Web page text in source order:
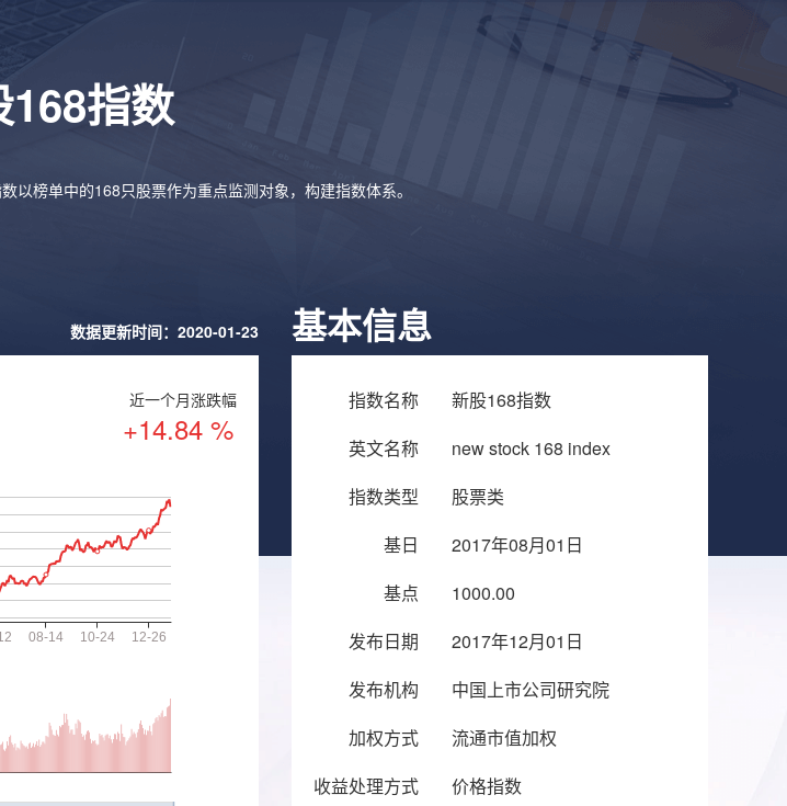
168指数
以榜单中的168只股票作为重点监测对象，构建指数体系。
数据更新时间：2020-01-23
近一个月涨跌幅
+14.84 %
基本信息
指数名称
新股168指数
英文名称
new stock 168 index
指数类型
股票类
基日
2017年08月01日
基点
1000.00
发布日期
2017年12月01日
发布机构
中国上市公司研究院
加权方式
流通市值加权
收益处理方式
价格指数